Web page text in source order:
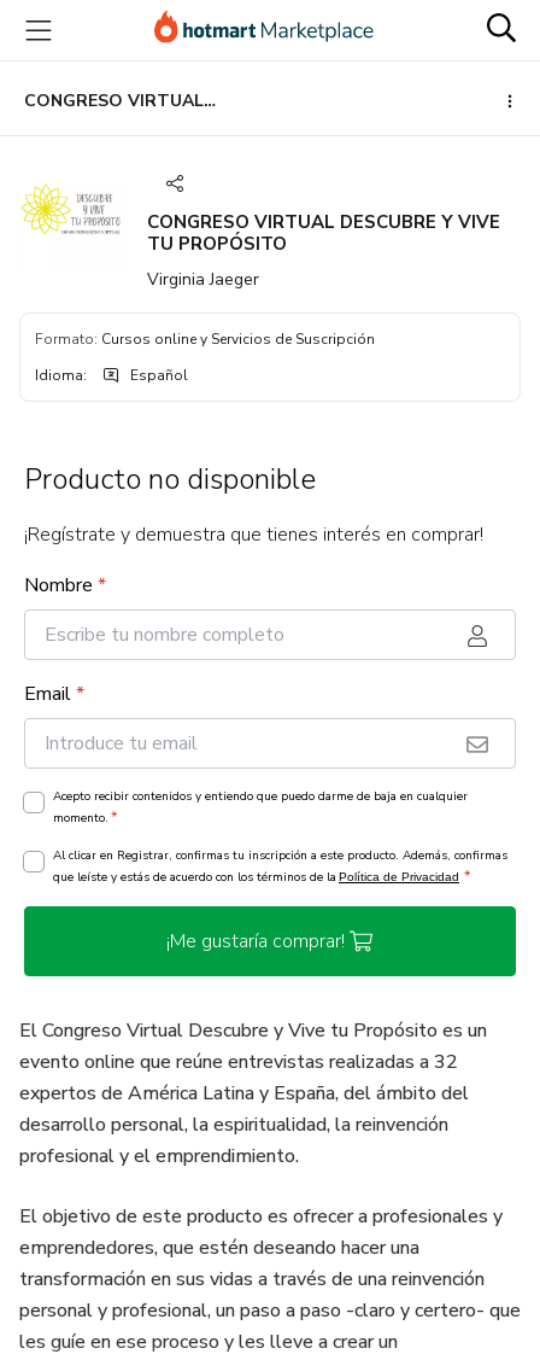
principal
página
de
página
CONGRESO VIRTUAL DESCUBRE Y VIVE TU PROPÓSITO
CONGRESO VIRTUAL DESCUBRE Y VIVE
TU PROPÓSITO
Virginia Jaeger
Formato: Cursos online y Servicios de Suscripción
Idioma: Español
Producto no disponible
¡Regístrate y demuestra que tienes interés en comprar!
Nombre *
Email*
Acepto recibir contenidos y entiendo que puedo darme de baja en cualquier
momento. *
Al clicar en Registrar, confirmas tu inscripción a este producto. Además, confirmas
que leíste y estás de acuerdo con los términos de la Política de Privacidad *
¡Me gustaría comprar!
El Congreso Virtual Descubre y Vive tu Propósito es un
evento online que reúne entrevistas realizadas a 32
expertos de América Latina y España, del ámbito del
desarrollo personal, la espiritualidad, la reinvención
profesional y el emprendimiento.
El objetivo de este producto es ofrecer a profesionales y
emprendedores, que estén deseando hacer una
transformación en sus vidas a través de una reinvención
personal y profesional, un paso a paso -claro y certero- que
les guíe en ese proceso y les lleve a crear un